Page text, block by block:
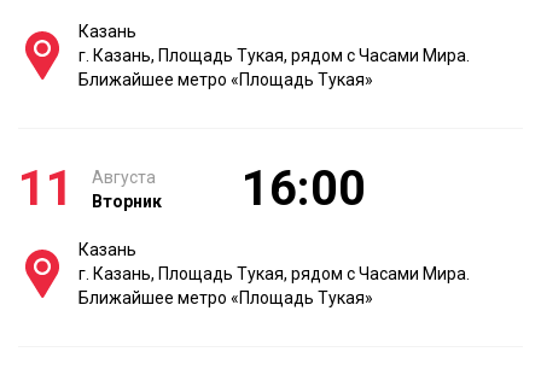
Казань
г. Казань, Площадь Тукая, рядом с Часами Мира.
Ближайшее метро «Площадь Тукая»
11
Августа
Вторник
16:00
Казань
г. Казань, Площадь Тукая, рядом с Часами Мира.
Ближайшее метро «Площадь Тукая»